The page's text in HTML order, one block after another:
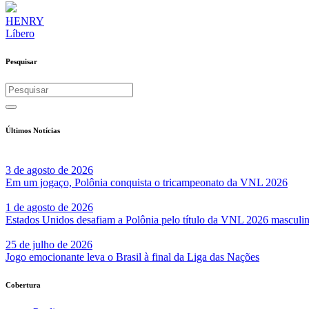
HENRY
Líbero
Pesquisar
Últimos Notícias
3 de agosto de 2026
Em um jogaço, Polônia conquista o tricampeonato da VNL 2026
1 de agosto de 2026
Estados Unidos desafiam a Polônia pelo título da VNL 2026
25 de julho de 2026
Jogo emocionante leva o Brasil à final da Liga das Nações
Cobertura